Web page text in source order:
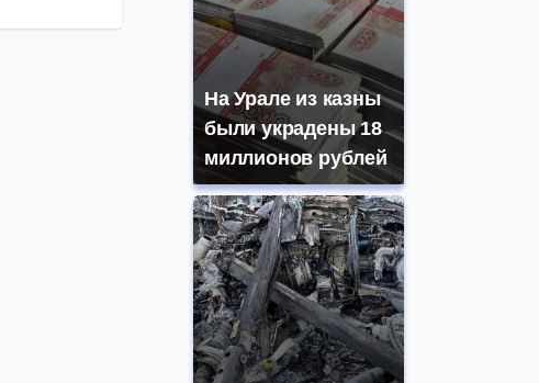
На Урале из казны
были украдены 18
миллионов рублей